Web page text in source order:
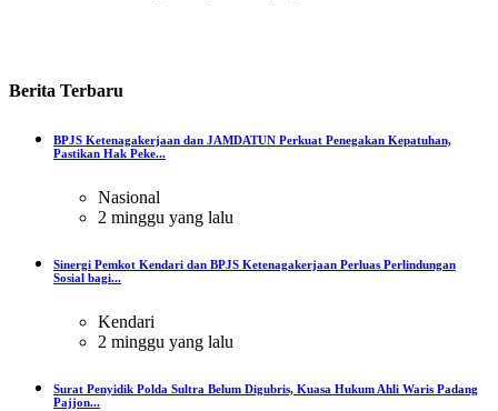
Berita Terbaru
BPJS Ketenagakerjaan dan JAMDATUN Perkuat Penegakan Kepatuhan,
Pastikan Hak Peke...
Nasional
2 minggu yang lalu
Sinergi Pemkot Kendari dan BPJS Ketenagakerjaan Perluas Perlindungan
Sosial bagi...
Kendari
2 minggu yang lalu
Surat Penyidik Polda Sultra Belum Digubris, Kuasa Hukum Ahli Waris Padang
Pajjon...